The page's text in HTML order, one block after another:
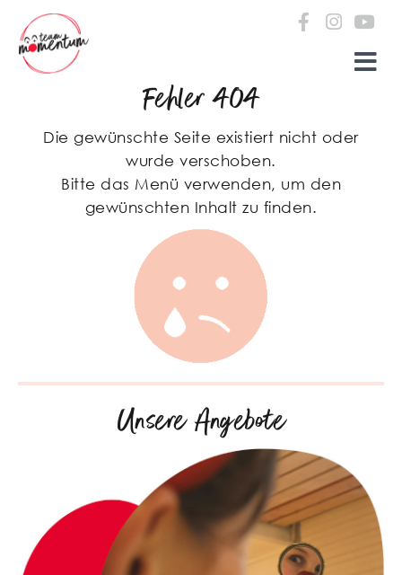
Zum Inhalt springen
Fehler 404
Die gewünschte Seite existiert nicht oder
wurde verschoben.
Bitte das Menü verwenden, um den
gewünschten Inhalt zu finden.
Unsere Angebote